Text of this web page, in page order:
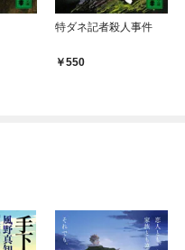
特ダネ記者殺人事件
550